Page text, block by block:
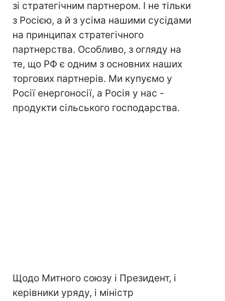
зі стратегічним партнером. І не тільки
з Росією, а й з усіма нашими сусідами
на принципах стратегічного
партнерства. Особливо, з огляду на
те, що РФ є одним з основних наших
торгових партнерів. Ми купуємо у
Росії енергоносії, а Росія у нас -
продукти сільського господарства.
Щодо Митного союзу і Президент, і
керівники уряду, і міністр